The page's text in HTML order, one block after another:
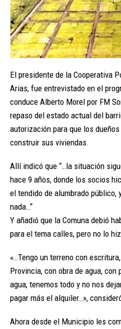
El presidente de la Cooperativa
Arias, fue entrevistado en el
conduce Alberto Morel por FM
repaso del estado actual del
autorización para que los
construir sus viviendas.
Allí indicó que “…la situación
hace 9 años, donde los socios
el tendido de alumbrado público,
nada…“
Y añadió que la Comuna debió
para el tema calles, pero no lo
«…Tengo un terreno con
Provincia, con obra de agua,
agua, tenemos todo y no nos
pagar más el alquiler…»,
Ahora desde el Municipio les